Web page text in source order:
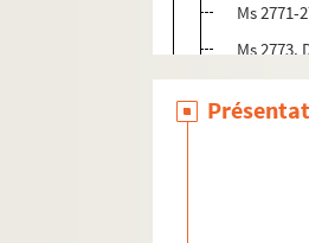
Ms 2771-
Ms 2773.
Ms 2774.
Ms
Ms
Ms
Ms